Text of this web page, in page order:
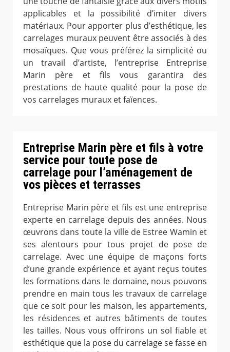
applicables et la possibilité d’imiter divers
matériaux. Pour apporter plus d’esthétique, les
carrelages muraux peuvent être associés à des
mosaïques. Que vous préférez la simplicité ou
un travail d’artiste, l’entreprise Entreprise
Marin père et fils vous garantira des
prestations de haute qualité pour la pose de
vos carrelages muraux et faïences.
Entreprise Marin père et fils à votre
service pour toute pose de
carrelage pour l’aménagement de
vos pièces et terrasses
Entreprise Marin père et fils est une entreprise
experte en carrelage depuis des années. Nous
œuvrons dans toute la ville de Estree Wamin et
ses alentours pour tous projet de pose de
carrelage. Avec une équipe de maçons forts
d’une grande expérience et ayant reçus toutes
les formations dans le domaine, nous pouvons
prendre en main tous les travaux de carrelage
que ce soit pour les maison, les appartements,
les résidences et autres bâtiments de toutes
les tailles. Nous vous offrirons un sol fiable et
esthétique que la pose du carrelage se fasse en